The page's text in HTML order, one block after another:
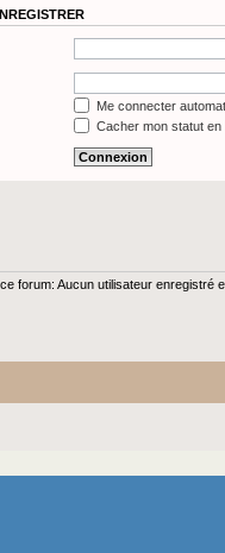
Me connecter
Cacher mon statut
forum: Aucun utilisateur enregistré